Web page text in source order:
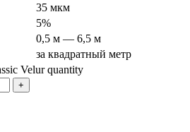
35 мкм
5%
0,5 м — 6,5 м
за квадратный метр
Velur quantity